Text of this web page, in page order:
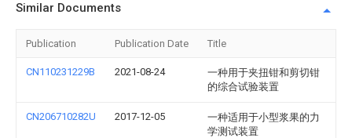
Similar Documents
Publication Publication Date Title
CN110231229B 2021-08-24
一种用于夹扭钳和剪切钳
的综合试验装置
CN206710282U 2017-12-05
一种适用于小型浆果的力
学测试装置